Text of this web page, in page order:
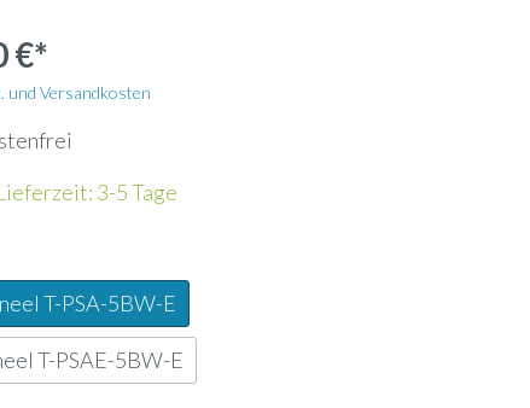
Kanalfeuchtefühler
Widerstandsdampfbefeuchter
€*
und Versandkosten
3-5 Tage
T-PSA-5BW-E
T-PSAE-5BW-E